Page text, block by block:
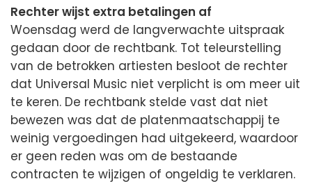
Rechter wijst extra betalingen af
Woensdag werd de langverwachte uitspraak
gedaan door de rechtbank. Tot teleurstelling
van de betrokken artiesten besloot de rechter
dat Universal Music niet verplicht is om meer uit
te keren. De rechtbank stelde vast dat niet
bewezen was dat de platenmaatschappij te
weinig vergoedingen had uitgekeerd, waardoor
er geen reden was om de bestaande
contracten te wijzigen of ongeldig te verklaren.